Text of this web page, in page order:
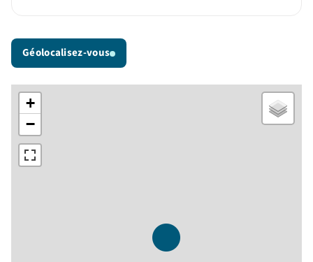
Géolocalisez-vous
+
−